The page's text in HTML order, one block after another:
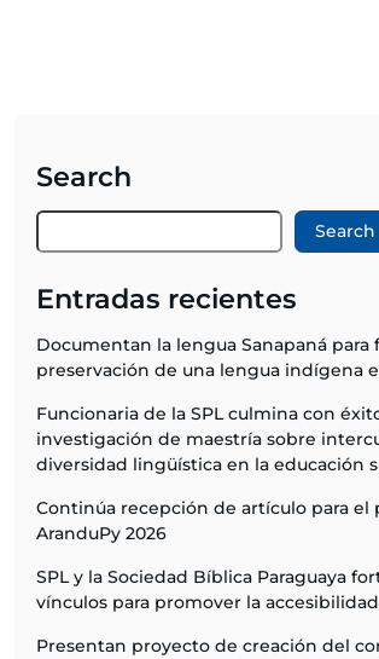
Search
Search
Entradas recientes
Documentan la lengua Sanapaná para
preservación de una lengua indígena
Funcionaria de la SPL culmina con
investigación de maestría sobre
diversidad lingüística en la educación
Continúa recepción de artículo para el
AranduPy 2026
SPL y la Sociedad Bíblica Paraguaya
vínculos para promover la
Presentan proyecto de creación del